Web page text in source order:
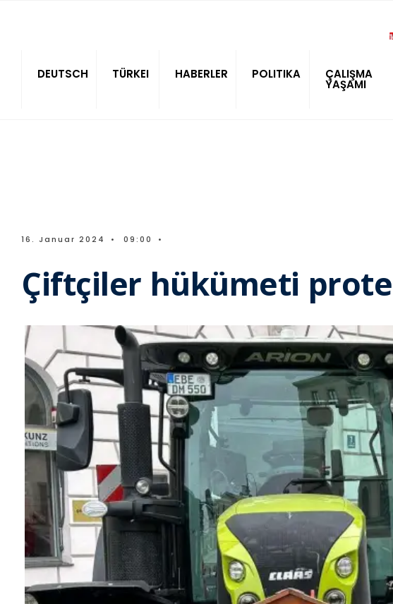
DEUTSCH TÜRKEI HABERLER POLITIKA ÇALIŞMA
YAŞAMI
16. Januar 2024 • 09:00 •
Çiftçiler hükümeti